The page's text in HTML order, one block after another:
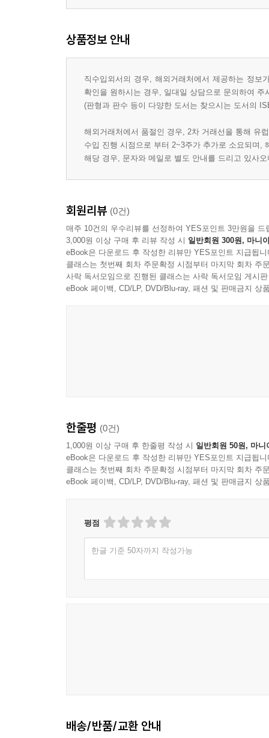
상품정보 안내
직수입외서의 경우, 해외거래처에서 제공하는 정
확인을 원하시는 경우, 일대일 상담으로 문의하여 주
(판형과 판수 등이 다양한 도서는 찾으시는 도서의
해외거래처에서 품절인 경우, 2차 거래선을 통해 유
수입 진행 시점으로 부터 2~3주가 추가로 소요되며,
해당 경우, 문자와 메일로 별도 안내를 드리고 있사
회원리뷰 (0건)
매주 10건의 우수리뷰를 선정하여 YES포인트 3만원을 드
3,000원 이상 구매 후 리뷰 작성 시 일반회원 300원, 마니
eBook은 다운로드 후 작성한 리뷰만 YES포인트 지급됩니
클래스는 첫번째 회차 주문확정 시점부터 마지막 회차 주
사락 독서모임으로 진행된 클래스는 사락 독서모임 게시
eBook 페이백, CD/LP, DVD/Blu-ray, 패션 및 판매금지 상
한줄평 (0건)
1,000원 이상 구매 후 한줄평 작성 시 일반회원 50원, 마니
eBook은 다운로드 후 작성한 리뷰만 YES포인트 지급됩니
클래스는 첫번째 회차 주문확정 시점부터 마지막 회차 주
eBook 페이백, CD/LP, DVD/Blu-ray, 패션 및 판매금지 상
평점
한글 기준 50자까지 작성가능
배송/반품/교환 안내